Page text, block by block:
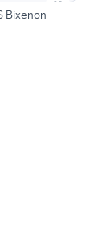
Bixenon